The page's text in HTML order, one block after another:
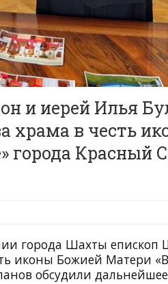
и иерей Илья
храма в честь
города Красный
города Шахты
иконы Божией Матери
обсудили дальнейшее